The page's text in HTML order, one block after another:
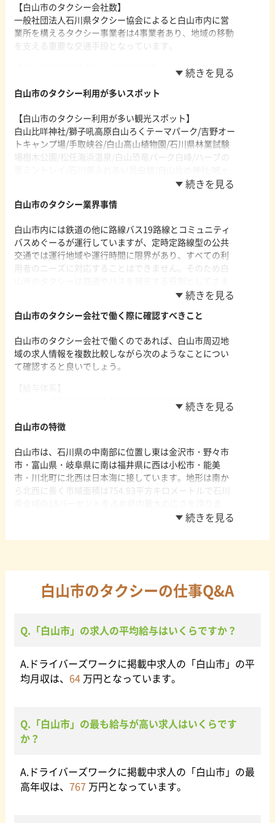
【白山市のタクシー会社数】
一般社団法人石川県タクシー協会によると白山市内に営
業所を構えるタクシー事業者は4事業者あり、地域の移動
を支える重要な交通手段となっています。
金沢市に本社を構える株式会社冨士タクシーは金沢・北
観光タクシー・出産支援タクシー・子育て支援タクシ
ー・ペットタクシーなどのサービスを提供しています。
観光タクシーではわがまま観光タクシーという観光コン
シェルジュが利用者の希望や利用時間に合わせて無料で
石川県内に3つの営業所を構える株式会社オリエンタル
バス事業とタクシー事業を展開しています。タクシーで
は珍しい6人乗りのロンドンタクシーを保有しており古都
金沢のレトロ旅を楽しめる車両として多くの人に利用さ
れています。
白山市のタクシー利用が多いスポット
【白山市のタクシー利用が多い観光スポット】
白山比咩神社/獅子吼高原白山ろくテーマパーク/吉野オー
トキャンプ場/手取峡谷/白山高山植物園/石川県林業試験
場樹木公園/松任海浜温泉/白山恐竜パーク白峰/ハーブの
滝/綿ヶ滝/道の駅瀬女/里野高原ホテルろあん/ふくべの大
であり加賀の国の一ノ宮として崇敬を受けしらやまさん
と呼ばれ親しまれてきた神社です。樹齢1000年以上の杉
やあすなろがそびえる表参道や境内には荘厳な雰囲気が
ただよい多くの参拝客が訪れます。獅子吼高原は、パラ
フライトエリアとして全国的に知られており、ふもとか
高約600メートルの景色を楽しむことができるため観光客
【白山市のタクシー利用が多い駅名】
松任駅/賀笠間駅/美川駅/小舞子駅/陽羽里駅
り、合わせて11の駅があります。JR北陸本線では松任
駅・加賀笠間駅・美川駅・小舞子駅の4つがありいずれも
市北部沿岸部の市街地に立地しています。松任駅が市の
す。北陸鉄道石川線は陽羽里駅から鶴来駅間に7駅が設置
されており市の中央部を横断しています。
白山市のタクシー業界事情
白山市内には鉄道の他に路線バス19路線とコミュニティ
バスめぐーるが運行していますが、定時定路線型の公共
交通では運行地域や運行時間に限界があり、すべての利
用者のニーズに対応することはできません。そのため白
ざまな利用者のニーズに対応しており、地域住民の買い
用されています。白山市を走るタクシー事業者の多くは
車、流し営業を組み合わせて営業活動をしており、丁寧
な運転技術はもちろん観光客に対する接客スキルや観光
スポットなどの知識も欠かせません。安全にお客様を運
白山市のタクシー会社で働く際に確認すべきこと
白山市のタクシー会社で働くのであれば、白山市周辺地
域の求人情報を複数比較しながら次のようなことについ
て確認すると良いでしょう。
タクシー運転手の給与体系には2種類の歩合制がありま
す。完全に歩合で給料が決まるタイプと基本給に歩合給
が上乗せされるタイプです。安定して収入を得ることを
ですが、大きく稼ぎたい場合は完全に歩合で給料が決ま
る会社を選ぶことをおすすめします。また、基本給を採
用している場合でも、基本給と歩合給のどちらに比重が
置かれているかは会社によって異なる点にも注意が必要
いたい場合は、歩合給の割合が大きい会社を選ぶように
合は事故保証があるかどうかを確認しましょう。修理代
金や保険料が従業員持ちという会社は可能な限り避ける
に就職する場合、住宅関連の福利厚生にも注目して選ぶ
すすめします。
合わせて2日分一気に働く代わりに翌日が休みになる隔日
勤務の3種類があります。これらの勤務体系を、自分の生
時間を過ごしたい場合は昼勤、大きく稼ぎたい場合は夜
勤、プライベートの時間を多く取りたい場合は隔日勤務
がそれぞれおすすめです。
白山市の特徴
白山市は、石川県の中南部に位置し東は金沢市・野々市
市・富山県・岐阜県に南は福井県に西は小松市・能美
市・川北町に北西は日本海に接しています。地形は南か
ら北西に長く市域面積は754.93平方キロメートルで石川
す。市の南部は白山を最高峰(2,702メートル)として
国立公園、南北に県内最大を誇る一級河川の手取川が流
います。北部は手取川の扇状地が開け、その平坦な地形
は県内有数の穀倉地帯となっています。気候は全国でも
降水量・降雪量の多い地域に属しており特に白山ろく地
市まで10キロメートル程とアクセスが良く、手取川の豊
古くは繊維・食品関連の製造業が市内経済をけん引して
いましたが近年では精密機械関連の工場をはじめハイテ
ク産業も発展してきており県内でも有数の産業都市とな
れています。
白山市のタクシーの仕事Q&A
Q.「白山市」の求人の平均給与はいくらですか？
A.ドライバーズワークに掲載中求人の「白山市」の平
均月収は、 64万円となっています。
Q.「白山市」の最も給与が高い求人はいくらです
か？
A.ドライバーズワークに掲載中求人の「白山市」の最
高年収は、 767万円となっています。